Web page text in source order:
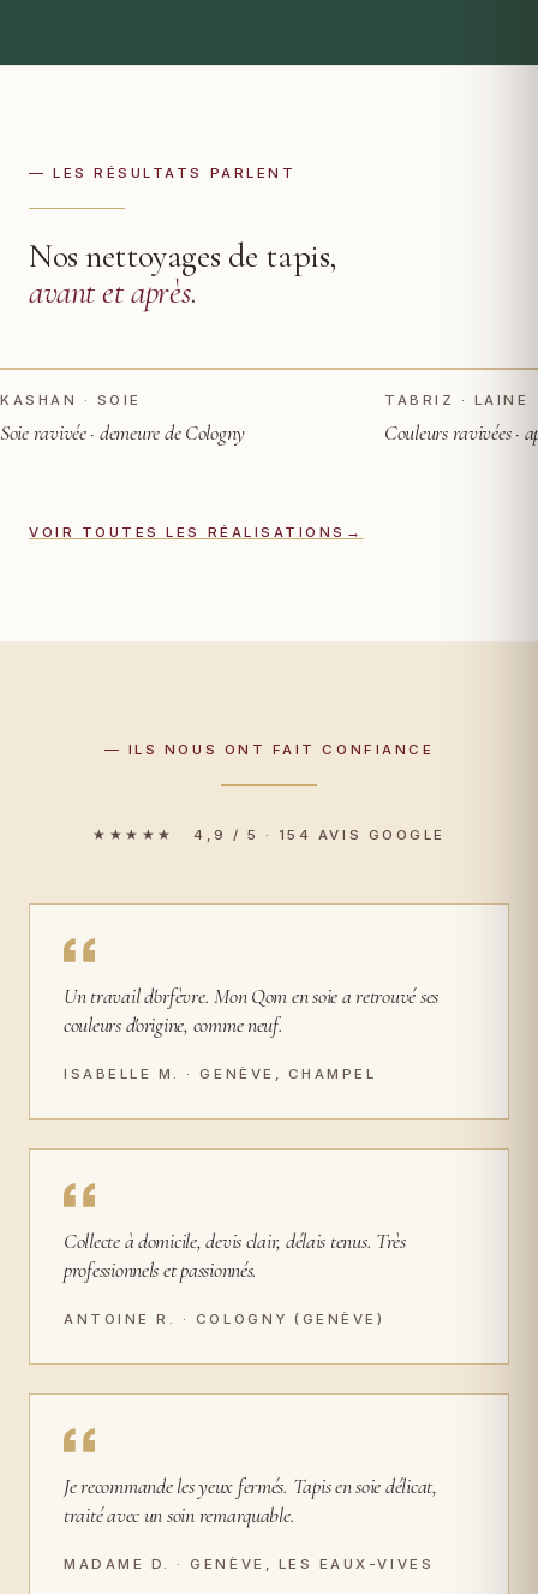
— LES RÉSULTATS PARLENT
Nos nettoyages de tapis,
avant et après.
AVANT
KASHAN · SOIE
Soie ravivée · demeure de Cologny
AVANT
TABRIZ · LAINE
Couleurs ravivées ·
VOIR TOUTES LES RÉALISATIONS →
— ILS NOUS ONT FAIT CONFIANCE
★★★★★ 4,9 / 5 · 154 AVIS GOOGLE
Un travail d'orfèvre. Mon Qom en soie a retrouvé ses
couleurs d'origine, comme neuf.
ISABELLE M. · GENÈVE, CHAMPEL
Collecte à domicile, devis clair, délais tenus. Très
professionnels et passionnés.
ANTOINE R. · COLOGNY (GENÈVE)
Je recommande les yeux fermés. Tapis en soie délicat,
traité avec un soin remarquable.
MADAME D. · GENÈVE, LES EAUX-VIVES